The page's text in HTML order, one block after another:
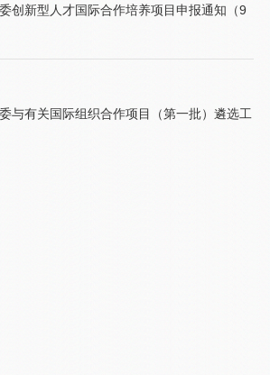
创新型人才国际合作培养项目申报通知（9
与有关国际组织合作项目（第一批）遴选工